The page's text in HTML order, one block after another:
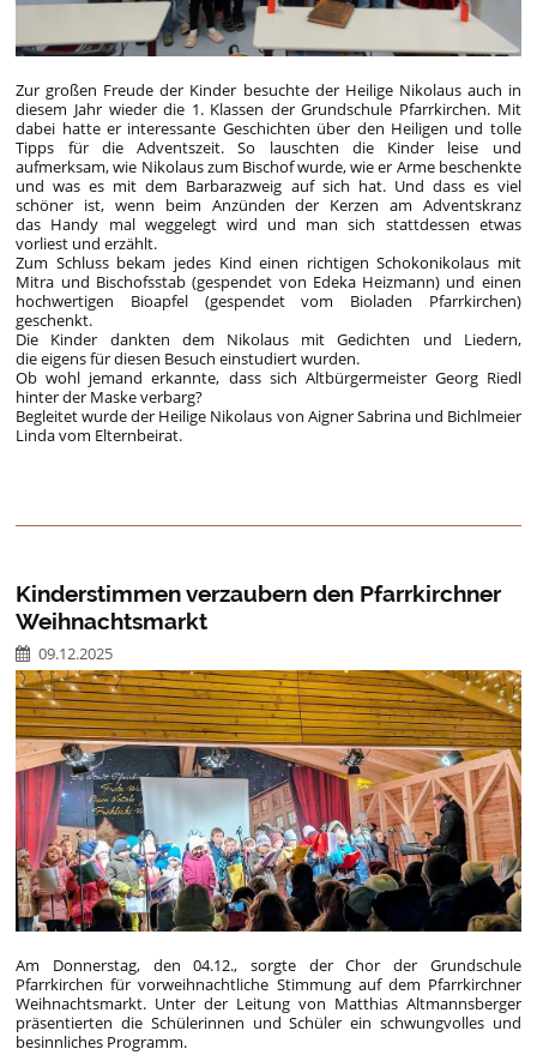
Zur großen Freude der Kinder besuchte der Heilige Nikolaus auch in
diesem Jahr wieder die 1. Klassen der Grundschule Pfarrkirchen. Mit
dabei hatte er interessante Geschichten über den Heiligen und tolle
Tipps für die Adventszeit. So lauschten die Kinder leise und
aufmerksam, wie Nikolaus zum Bischof wurde, wie er Arme beschenkte
und was es mit dem Barbarazweig auf sich hat. Und dass es viel
schöner ist, wenn beim Anzünden der Kerzen am Adventskranz
das Handy mal weggelegt wird und man sich stattdessen etwas
vorliest und erzählt.
Zum Schluss bekam jedes Kind einen richtigen Schokonikolaus mit
Mitra und Bischofsstab (gespendet von Edeka Heizmann) und einen
hochwertigen Bioapfel (gespendet vom Bioladen Pfarrkirchen)
geschenkt.
Die Kinder dankten dem Nikolaus mit Gedichten und Liedern,
die eigens für diesen Besuch einstudiert wurden.
Ob wohl jemand erkannte, dass sich Altbürgermeister Georg Riedl
hinter der Maske verbarg?
Begleitet wurde der Heilige Nikolaus von Aigner Sabrina und Bichlmeier
Linda vom Elternbeirat.
Kinderstimmen verzaubern den Pfarrkirchner
Weihnachtsmarkt
09.12.2025
Am Donnerstag, den 04.12., sorgte der Chor der Grundschule
Pfarrkirchen für vorweihnachtliche Stimmung auf dem Pfarrkirchner
Weihnachtsmarkt. Unter der Leitung von Matthias Altmannsberger
präsentierten die Schülerinnen und Schüler ein schwungvolles und
besinnliches Programm.